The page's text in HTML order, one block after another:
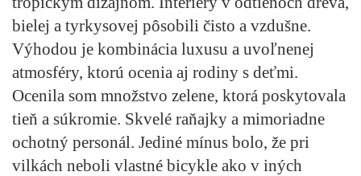
bielej a tyrkysovej pôsobili čisto a vzdušne.
Výhodou je kombinácia luxusu a uvoľnenej
atmosféry, ktorú ocenia aj rodiny s deťmi.
Ocenila som množstvo zelene, ktorá poskytovala
tieň a súkromie. Skvelé raňajky a mimoriadne
ochotný personál. Jediné mínus bolo, že pri
vilkách neboli vlastné bicykle ako v iných